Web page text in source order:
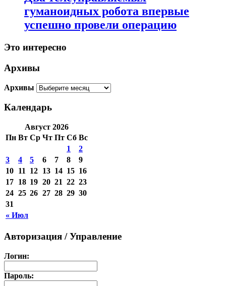
гуманоидных робота впервые
успешно провели операцию
Это интересно
Архивы
Архивы
Календарь
Август 2026
Пн Вт Ср Чт Пт Сб Вс
« Июл
1
2
3
4 5 6 7 8
9
10 11 12 13 14 15 16
17 18 19 20 21 22 23
24 25 26 27 28 29 30
31
Авторизация / Управление
Логин:
Пароль: